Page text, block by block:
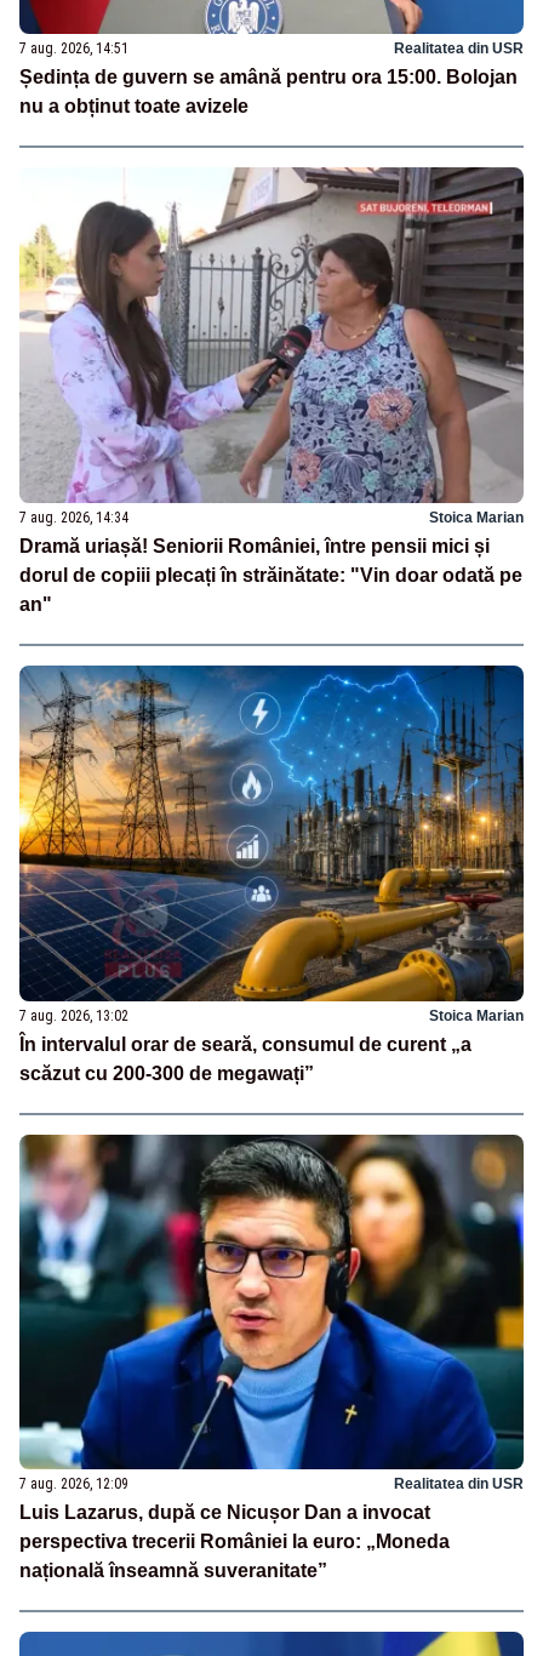
7 aug. 2026, 14:51 Realitatea din USR
Ședința de guvern se amână pentru ora 15:00. Bolojan
nu a obținut toate avizele
7 aug. 2026, 14:34 Stoica Marian
Dramă uriașă! Seniorii României, între pensii mici și
dorul de copiii plecați în străinătate: "Vin doar odată pe
an"
7 aug. 2026, 13:02 Stoica Marian
În intervalul orar de seară, consumul de curent „a
scăzut cu 200-300 de megawați”
7 aug. 2026, 12:09 Realitatea din USR
Luis Lazarus, după ce Nicușor Dan a invocat
perspectiva trecerii României la euro: „Moneda
națională înseamnă suveranitate”